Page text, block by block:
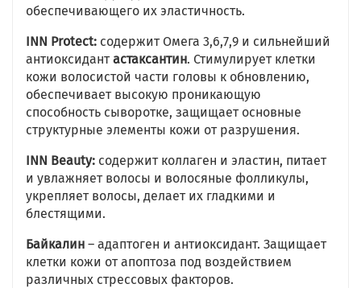
обеспечивающего их эластичность.
INN Protect: содержит Омега 3,6,7,9 и сильнейший
антиоксидантастаксантин. Стимулирует клетки
кожи волосистой части головы к обновлению,
обеспечивает высокую проникающую
способность сыворотке, защищает основные
структурные элементы кожи от разрушения.
INN Beauty: содержит коллаген и эластин, питает
и увлажняет волосы и волосяные фолликулы,
укрепляет волосы, делает их гладкими и
блестящими.
Байкалин – адаптоген и антиоксидант. Защищает
клетки кожи от апоптоза под воздействием
различных стрессовых факторов.